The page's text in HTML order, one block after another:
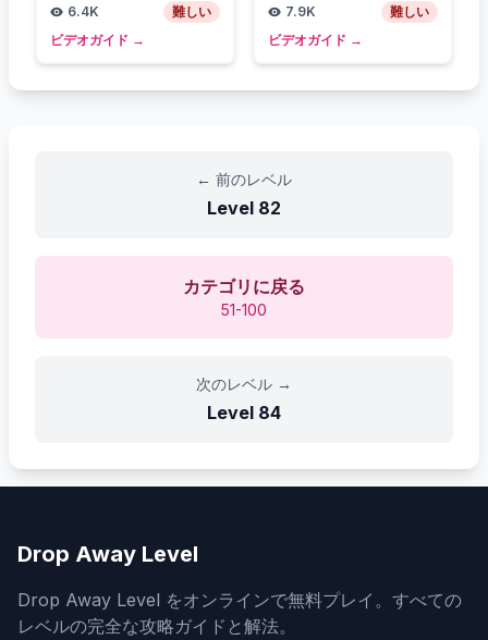
6.4K
難しい
ビデオガイド →
7.9K
難しい
ビデオガイド →
← 前のレベル
Level 82
カテゴリに戻る
51-100
次のレベル →
Level 84
Drop Away Level
Drop Away Level をオンラインで無料プレイ。すべての
レベルの完全な攻略ガイドと解法。